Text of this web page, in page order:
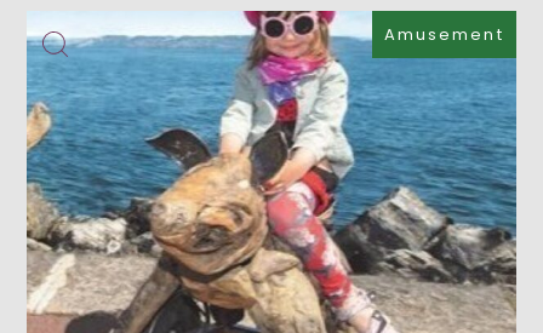
Amusement